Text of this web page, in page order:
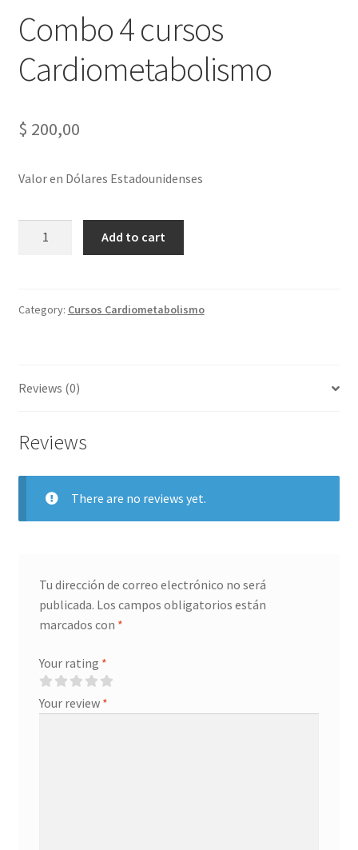
Combo 4 cursos
Cardiometabolismo
$ 200,00
Valor en Dólares Estadounidenses
quantity
Add to cart
Category: Cursos Cardiometabolismo
Reviews (0)
Reviews
There are no reviews yet.
Tu dirección de correo electrónico no será
publicada. Los campos obligatorios están
marcados con *
Your rating *
Your review *